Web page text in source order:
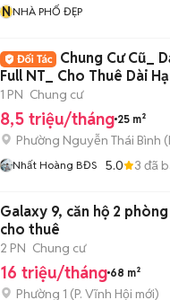
NNHÀ PHỐ ĐẸP
Chung Cư Cũ_
Full NT_ Cho Thuê Dài
BThanh
1 PN Chung cư
8,5 triệu/tháng 25 m²
Phường Nguyễn Thái Bình (
Nhất Hoàng BĐS 5.0 3 đã
Galaxy 9, căn hộ 2
cho thuê
2 PN Chung cư
16 triệu/tháng 68 m²
Phường 1 (P. Vĩnh Hội mới)